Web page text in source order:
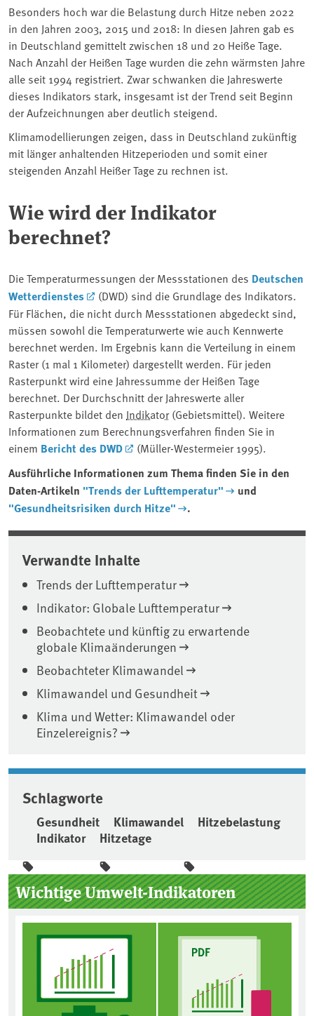
Besonders hoch war die Belastung durch Hitze neben 2022
in den Jahren 2003, 2015 und 2018: In diesen Jahren gab es
in Deutschland gemittelt zwischen 18 und 20 Heiße Tage.
Nach Anzahl der Heißen Tage wurden die zehn wärmsten Jahre
alle seit 1994 registriert. Zwar schwanken die Jahreswerte
dieses Indikators stark, insgesamt ist der Trend seit Beginn
der Aufzeichnungen aber deutlich steigend.
Klimamodellierungen zeigen, dass in Deutschland zukünftig
mit länger anhaltenden Hitzeperioden und somit einer
steigenden Anzahl Heißer Tage zu rechnen ist.
Wie wird der Indikator
berechnet?
Die Temperaturmessungen der Messstationen des Deutschen
Wetterdienstes
(DWD) sind die Grundlage des Indikators.
Für Flächen, die nicht durch Messstationen abgedeckt sind,
müssen sowohl die Temperaturwerte wie auch Kennwerte
berechnet werden. Im Ergebnis kann die Verteilung in einem
Raster (1 mal 1 Kilometer) dargestellt werden. Für jeden
Rasterpunkt wird eine Jahressumme der Heißen Tage
berechnet. Der Durchschnitt der Jahreswerte aller
Rasterpunkte bildet den Indikator(Gebietsmittel). Weitere
Informationen zum Berechnungsverfahren finden Sie in
einem Bericht des DWD (Müller-Westermeier 1995).
Ausführliche Informationen zum Thema finden Sie in den
Daten-Artikeln "Trends der Lufttemperatur"
und
"Gesundheitsrisiken durch Hitze"
.
Verwandte Inhalte
Trends der Lufttemperatur
Indikator: Globale Lufttemperatur
Beobachtete und künftig zu erwartende
globale Klimaänderungen
Beobachteter Klimawandel
Klimawandel und Gesundheit
Klima und Wetter: Klimawandel oder
Einzelereignis?
Schlagworte
Gesundheit Klimawandel
Hitzebelastung
Indikator
Hitzetage
Seitenleiste
Wichtige Umwelt-Indikatoren